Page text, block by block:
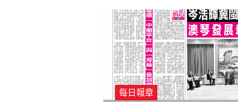
每日報章